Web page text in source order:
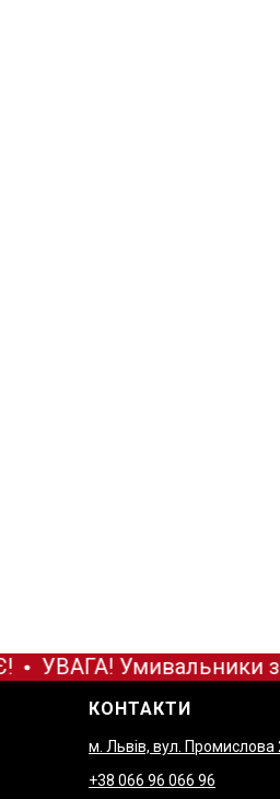
УВАГА! Умивальники з
КОНТАКТИ
м. Львів, вул. Промислова
+38 066 96 066 96